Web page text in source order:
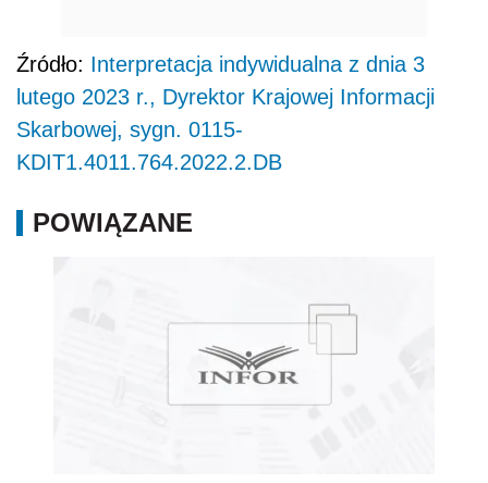
Źródło: Interpretacja indywidualna z dnia 3
lutego 2023 r., Dyrektor Krajowej Informacji
Skarbowej, sygn. 0115-
KDIT1.4011.764.2022.2.DB
POWIĄZANE